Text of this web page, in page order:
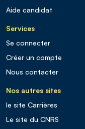
Aide candidat
Services
Se connecter
Créer un compte
Nous contacter
Nos autres sites
le site Carrières
Le site du CNRS